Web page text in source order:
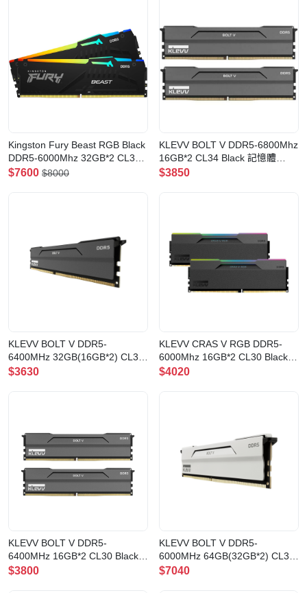
Kingston Fury Beast RGB Black
DDR5-6000Mhz 32GB*2 CL30
記憶體(KF560C30BBEAK2-64)
$7600 $8000
KLEVV BOLT V DDR5-6800Mhz
16GB*2 CL34 Black 記憶體
(BV16X2-KD5AGUA80-
$3850
KLEVV BOLT V DDR5-
6400MHz 32GB(16GB*2) CL32
記憶體(BV16X2-KD5AGU880-
$3630
KLEVV CRAS V RGB DDR5-
6000Mhz 16GB*2 CL30 Black
記憶體(CV16X2-KD5AGUA80-
$4020
KLEVV BOLT V DDR5-
6400MHz 16GB*2 CL30 Black
記憶體(BV16X2-KD5AGUA80-
$3800
KLEVV BOLT V DDR5-
6000MHz 64GB(32GB*2) CL30
記憶體(BV32X2-KD5BGUA80-
$7040